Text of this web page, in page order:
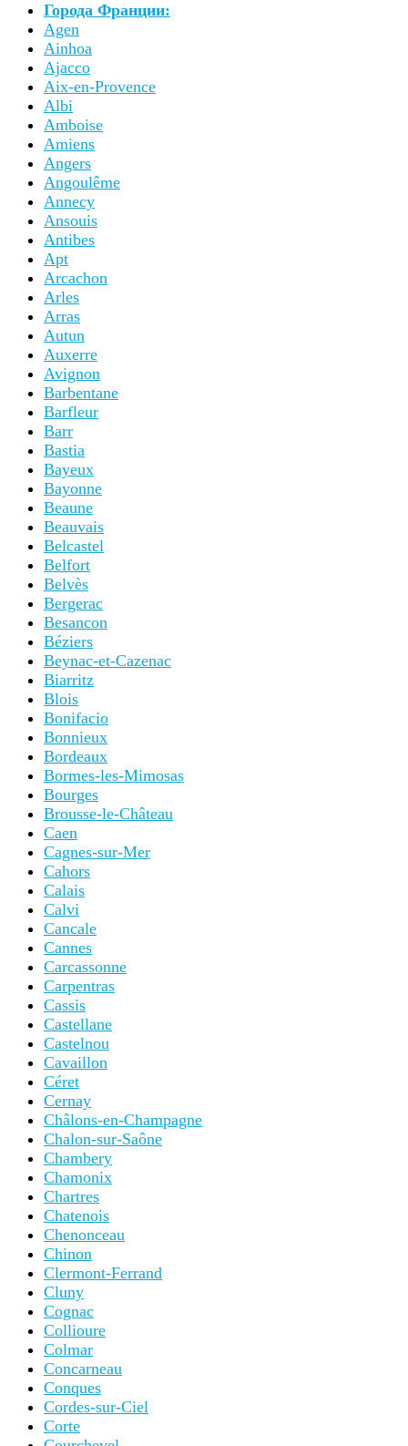
Города Франции:
Agen
Ainhoa
Ajacco
Aix-en-Provence
Albi
Amboise
Amiens
Angers
Angoulême
Annecy
Ansouis
Antibes
Apt
Arcachon
Arles
Arras
Autun
Auxerre
Avignon
Barbentane
Barfleur
Barr
Bastia
Bayeux
Bayonne
Beaune
Beauvais
Belcastel
Belfort
Belvès
Bergerac
Besancon
Béziers
Beynac-et-Cazenac
Biarritz
Blois
Bonifacio
Bonnieux
Bordeaux
Bormes-les-Mimosas
Bourges
Brousse-le-Château
Caen
Cagnes-sur-Mer
Cahors
Calais
Calvi
Cancale
Cannes
Carcassonne
Carpentras
Cassis
Castellane
Castelnou
Cavaillon
Céret
Cernay
Châlons-en-Champagne
Chalon-sur-Saône
Chambery
Chamonix
Chartres
Chatenois
Chenonceau
Chinon
Clermont-Ferrand
Cluny
Cognac
Collioure
Colmar
Concarneau
Conques
Cordes-sur-Ciel
Corte